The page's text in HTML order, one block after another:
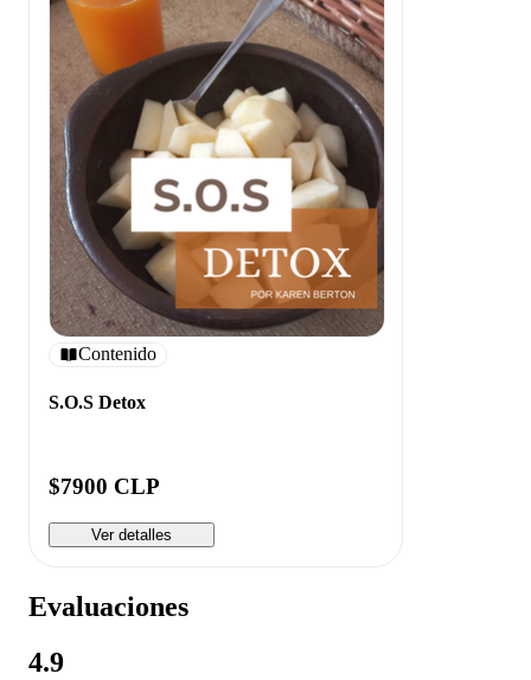
Contenido
S.O.S Detox
$7900 CLP
Ver detalles
Evaluaciones
4.9